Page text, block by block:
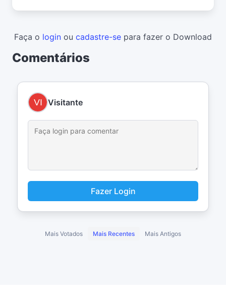
Faça o login ou cadastre-se para fazer o Download
Comentários
Visitante
Fazer Login
Mais Votados Mais Recentes Mais Antigos